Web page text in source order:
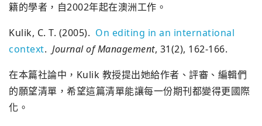
籍的學者，自2002年起在澳洲工作。
Kulik, C. T. (2005). On editing in an international
context. Journal of Management, 31(2), 162-166.
在本篇社論中，Kulik 教授提出她給作者、評審、編輯們
的願望清單，希望這篇清單能讓每一份期刊都變得更國際
化。